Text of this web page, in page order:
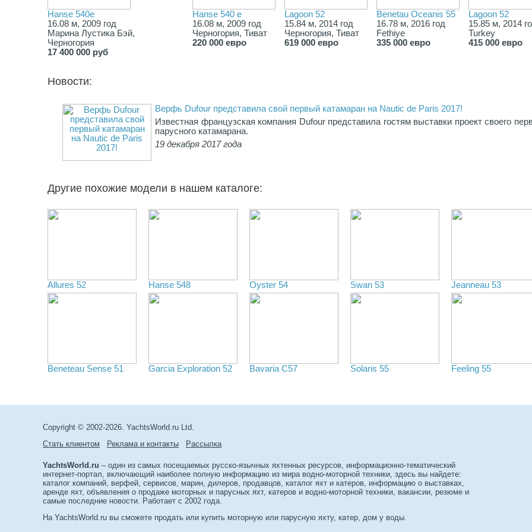
Hanse 540e
16.08 м, 2009 год
Марина Лустика Бэй,
Черногория
17 400 000 руб
Hanse 540 e
16.08 м, 2009 год
Черногория, Тиват
220 000 евро
Lagoon 52
15.84 м, 2014 год
Черногория, Тиват
619 000 евро
Benetau Oceanis 55
16.78 м, 2016 год
Fethiye
335 000 евро
Lagoon 52
15.85 м, 2014
Turkey
415 000 евро
Новости:
Верфь Dufour представила свой первый катамаран на Nautic de Paris 2017!
Известная французская компания Dufour представила гостям выставки проект своего
парусного катамарана.
19 декабря 2017 года
Другие похожие модели в нашем каталоге:
Allures 52 Hanse 548 Oyster 54 Swan 53 Jeanneau 53
Beneteau Sense 51 Garcia Exploration 52 Bavaria C57 Solaris 55 Feeling 55
Copyright © 2002-2026. YachtsWorld.ru Ltd.
Стать клиентом
Реклама и контакты Рассылка
YachtsWorld.ru – один из самых посещаемых русско-язычных яхтенных ресурсов, информационно-тематический
интернет-портал, включающий наиболее полную информацию из мира водно-моторной техники, здесь вы найдете:
каталог компаний, верфей, сервисов, марин, дилеров, продавцов, каталог яхт и катеров, информацию о выставках,
аренде яхт, объявления о продаже моторных и парусных яхт, катеров и водно-моторной техники, вакансии, резюме и
самые последние новости. Работает с 2002 года.
На YachtsWorld.ru вы сможете продать или купить моторную или парусную яхту, катер, дом у воды.